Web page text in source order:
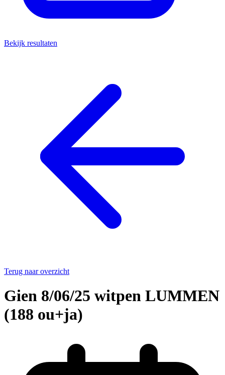
Bekijk resultaten
Terug naar overzicht
Gien 8/06/25 witpen LUMMEN
(188 ou+ja)